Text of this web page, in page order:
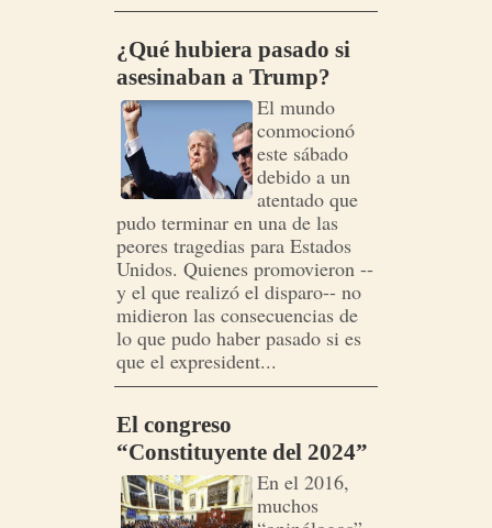
¿Qué hubiera pasado si
asesinaban a Trump?
El mundo
conmocionó
este sábado
debido a un
atentado que
pudo terminar en una de las
peores tragedias para Estados
Unidos. Quienes promovieron --
y el que realizó el disparo-- no
midieron las consecuencias de
lo que pudo haber pasado si es
que el expresident...
El congreso
“Constituyente del 2024”
En el 2016,
muchos